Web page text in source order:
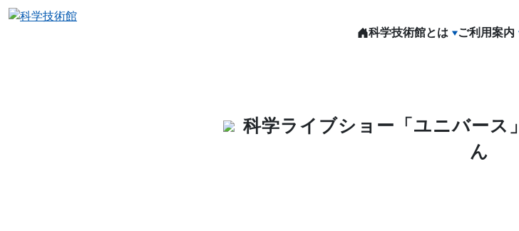
科学技術館とは
ご利用案内
科学ライブショー「ユニバー
ん